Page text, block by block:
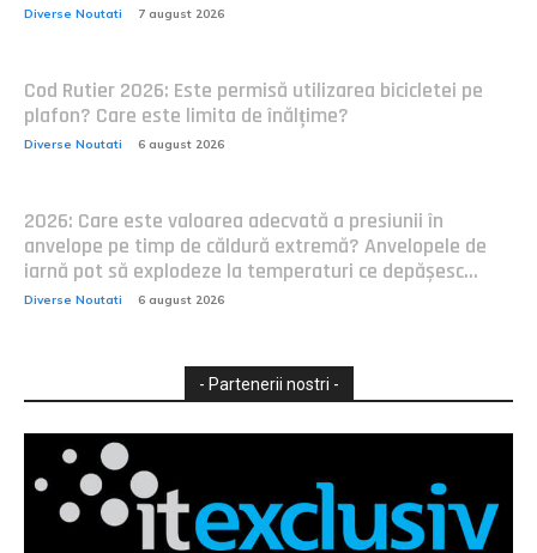
Diverse Noutati 7 august 2026
Cod Rutier 2026: Este permisă utilizarea bicicletei pe
plafon? Care este limita de înălțime?
Diverse Noutati 6 august 2026
2026: Care este valoarea adecvată a presiunii în
anvelope pe timp de căldură extremă? Anvelopele de
iarnă pot să explodeze la temperaturi ce depășesc...
Diverse Noutati 6 august 2026
- Partenerii nostri -